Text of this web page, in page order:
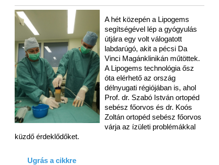
A hét közepén a Lipogems
segítségével lép a gyógyulás
útjára egy volt válogatott
labdarúgó, akit a pécsi Da
Vinci Magánklinikán műtöttek.
A Lipogems technológia ősz
óta elérhető az ország
délnyugati régiójában is, ahol
Prof. dr. Szabó István ortopéd
sebész főorvos és dr. Koós
Zoltán ortopéd sebész főorvos
várja az ízületi problémákkal
küzdő érdeklődőket.
Ugrás a cikkre